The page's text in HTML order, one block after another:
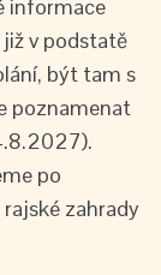
informace
v podstatě
být tam s
poznamenat
po
zahrady